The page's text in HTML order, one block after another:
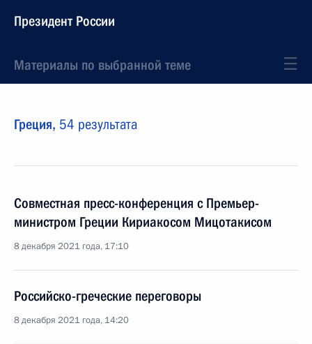
Президент России
Материалы по выбранной теме
Греция, 54 результата
Совместная пресс-конференция с Премьер-
министром Греции Кириакосом Мицотакисом
8 декабря 2021 года, 17:10
Российско-греческие переговоры
8 декабря 2021 года, 14:20